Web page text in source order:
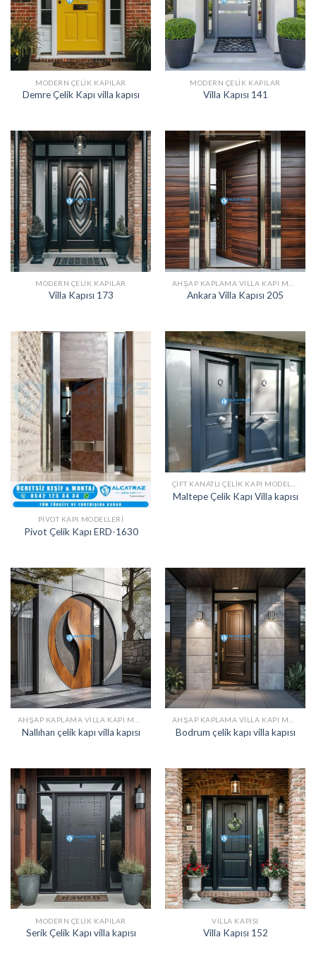
MODERN ÇELIK KAPILAR
Demre Çelik Kapı villa kapısı
MODERN ÇELIK KAPILAR
Villa Kapısı 141
MODERN ÇELIK KAPILAR
Villa Kapısı 173 Ankara Villa Kapısı 205
PIVOT KAPI MODELLERI
Pivot Çelik Kapı ERD-1630
Maltepe Çelik Kapı Villa kapısı
AHŞAP KAPLAMA VILLA KAPI MODELLERI
Nallıhan çelik kapı villa kapısı
AHŞAP KAPLAMA VILLA KAPI MODELLERI
Bodrum çelik kapı villa kapısı
MODERN ÇELIK KAPILAR
Serik Çelik Kapı villa kapısı
VILLA KAPISI
Villa Kapısı 152